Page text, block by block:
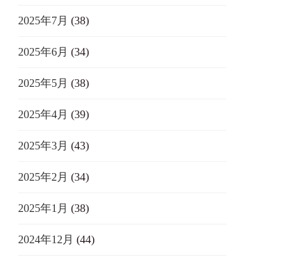
2025年7月 (38)
2025年6月 (34)
2025年5月 (38)
2025年4月 (39)
2025年3月 (43)
2025年2月 (34)
2025年1月 (38)
2024年12月 (44)